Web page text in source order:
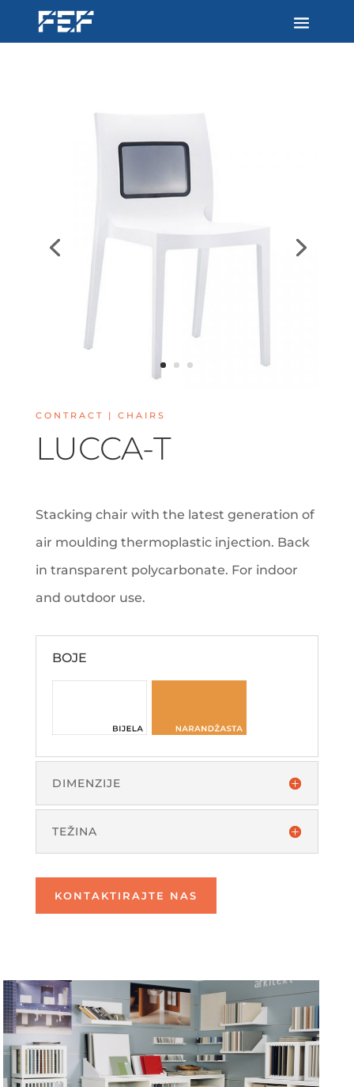
CONTRACT | CHAIRS
LUCCA-T
Stacking chair with the latest generation of
air moulding thermoplastic injection. Back
in transparent polycarbonate. For indoor
and outdoor use.
BOJE
DIMENZIJE
TEŽINA
KONTAKTIRAJTE NAS